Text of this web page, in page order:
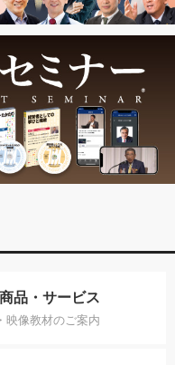
品・サービス
映像教材のご案内